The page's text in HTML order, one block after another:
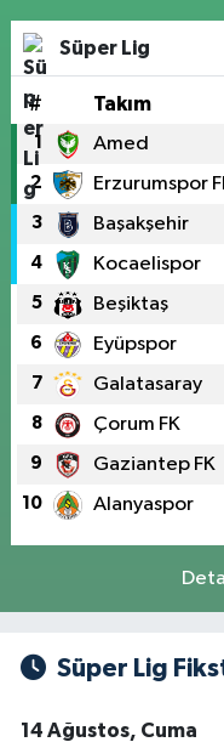
Süper Lig
# Takım
1 Amed
2 Erzurumspor
3 Başakşehir
4 Kocaelispor
5 Beşiktaş
6 Eyüpspor
7 Galatasaray
8 Çorum FK
9 Gaziantep FK
10 Alanyaspor
Süper Lig
14 Ağustos, Cuma